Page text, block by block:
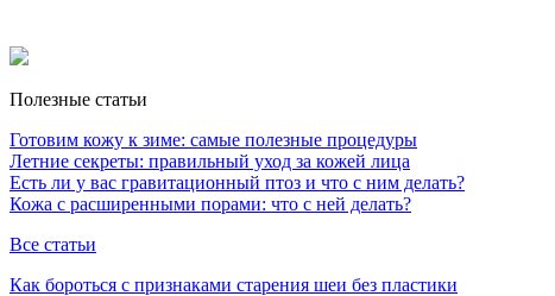
Полезные статьи
Готовим кожу к зиме: самые полезные процедуры
Летние секреты: правильный уход за кожей лица
Есть ли у вас гравитационный птоз и что с ним делать?
Кожа с расширенными порами: что с ней делать?
Все статьи
Как бороться с признаками старения шеи без пластики